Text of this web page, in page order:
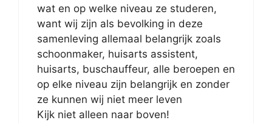
wat en op welke niveau ze studeren,
want wij zijn als bevolking in deze
samenleving allemaal belangrijk zoals
schoonmaker, huisarts assistent,
huisarts, buschauffeur, alle beroepen en
op elke niveau zijn belangrijk en zonder
ze kunnen wij niet meer leven
Kijk niet alleen naar boven!